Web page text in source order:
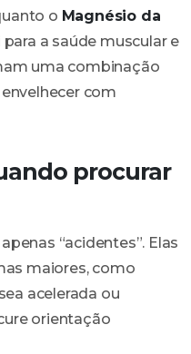
o Magnésio da
a saúde muscular e
uma combinação
com
procurar
“acidentes”. Elas
maiores, como
acelerada ou
orientação